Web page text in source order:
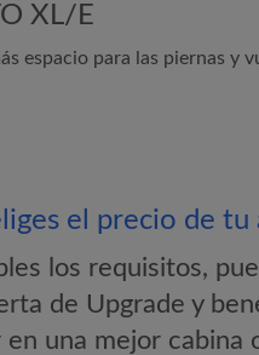
XL/E
espacio para las piernas y
el precio de tu
los requisitos,
de Upgrade y
en una mejor cabina